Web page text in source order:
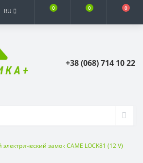
RU 0 0 0
+38 (068) 714 10 22
замок CAME LOCK81 (12 V)